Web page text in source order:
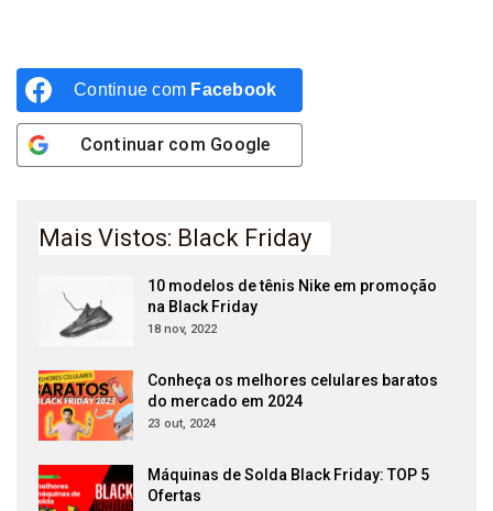
Continue com Facebook
Continuar com Google
Mais Vistos: Black Friday
10 modelos de tênis Nike em promoção
na Black Friday
18 nov, 2022
Conheça os melhores celulares baratos
do mercado em 2024
23 out, 2024
Máquinas de Solda Black Friday: TOP 5
Ofertas